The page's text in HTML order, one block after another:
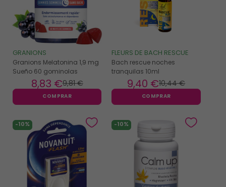
GRANIONS
Granions Melatonina 1,9 mg
Sueño 60 gominolas
9,81 €
8,83 €
COMPRAR
FLEURS DE BACH RESCUE
Bach rescue noches
tranquilas 10ml
10,44 €
9,40 €
COMPRAR
-10% -10%